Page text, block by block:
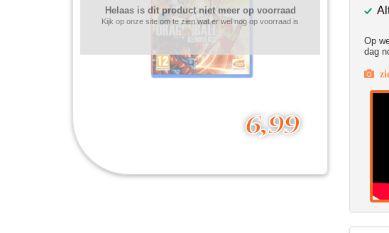
6,99
Helaas is dit product niet meer op voorraad
Kijk op onze site om te zien wat er wel nog op voorraad is
Op
dag